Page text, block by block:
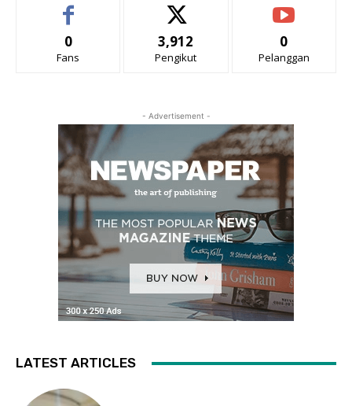
0
Fans
3,912
Pengikut
0
Pelanggan
- Advertisement -
LATEST ARTICLES